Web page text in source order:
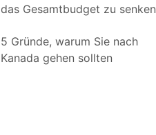
das Gesamtbudget zu senken
5 Gründe, warum Sie nach
Kanada gehen sollten